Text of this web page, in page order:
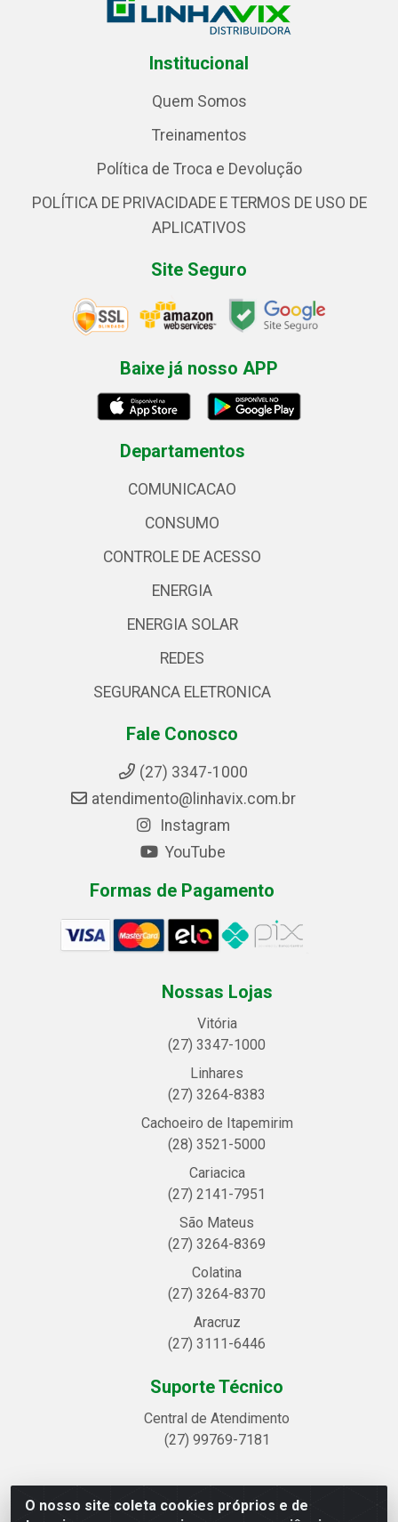
O nosso site coleta cookies próprios e de
Institucional
Quem Somos
Treinamentos
Política de Troca e Devolução
POLÍTICA DE PRIVACIDADE E TERMOS DE USO DE
APLICATIVOS
Site Seguro
Baixe já nosso APP
Departamentos
COMUNICACAO
CONSUMO
CONTROLE DE ACESSO
ENERGIA
ENERGIA SOLAR
REDES
SEGURANCA ELETRONICA
Fale Conosco
(27) 3347-1000
atendimento@linhavix.com.br
Instagram
YouTube
Formas de Pagamento
Nossas Lojas
Vitória
(27) 3347-1000
Linhares
(27) 3264-8383
Cachoeiro de Itapemirim
(28) 3521-5000
Cariacica
(27) 2141-7951
São Mateus
(27) 3264-8369
Colatina
(27) 3264-8370
Aracruz
(27) 3111-6446
Suporte Técnico
Central de Atendimento
(27) 99769-7181
Linhavix Distribuidora LTDA - Avenida Alegre, 2521 -